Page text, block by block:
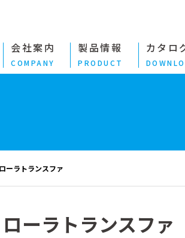
会社案内
COMPANY
製品情報
PRODUCT
カタロ
ーラトランスファ
ーラトランスファ